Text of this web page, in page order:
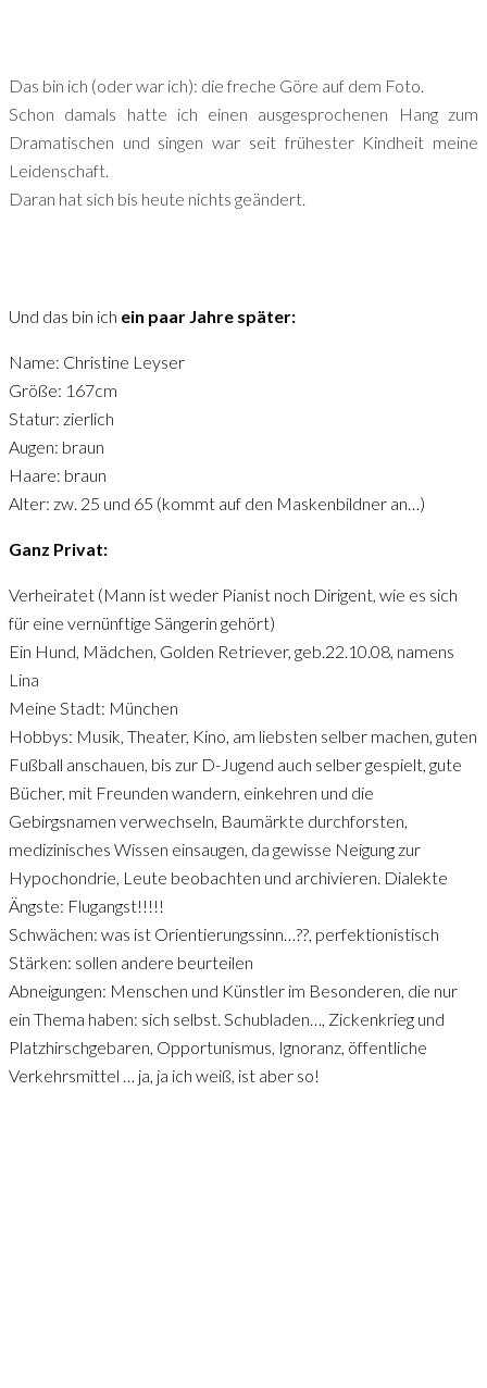
Das bin ich (oder war ich): die freche Göre auf dem Foto.
Schon damals hatte ich einen ausgesprochenen Hang zum
Dramatischen und singen war seit frühester Kindheit meine
Leidenschaft.
Daran hat sich bis heute nichts geändert.
Und das bin ich ein paar Jahre später:
Name: Christine Leyser
Größe: 167cm
Statur: zierlich
Augen: braun
Haare: braun
Alter: zw. 25 und 65 (kommt auf den Maskenbildner an…)
Ganz Privat:
Verheiratet (Mann ist weder Pianist noch Dirigent, wie es sich
für eine vernünftige Sängerin gehört)
Ein Hund, Mädchen, Golden Retriever, geb.22.10.08, namens
Lina
Meine Stadt: München
Hobbys: Musik, Theater, Kino, am liebsten selber machen, guten
Fußball anschauen, bis zur D-Jugend auch selber gespielt, gute
Bücher, mit Freunden wandern, einkehren und die
Gebirgsnamen verwechseln, Baumärkte durchforsten,
medizinisches Wissen einsaugen, da gewisse Neigung zur
Hypochondrie, Leute beobachten und archivieren. Dialekte
Ängste: Flugangst!!!!!
Schwächen: was ist Orientierungssinn…??, perfektionistisch
Stärken: sollen andere beurteilen
Abneigungen: Menschen und Künstler im Besonderen, die nur
ein Thema haben: sich selbst. Schubladen…, Zickenkrieg und
Platzhirschgebaren, Opportunismus, Ignoranz, öffentliche
Verkehrsmittel … ja, ja ich weiß, ist aber so!